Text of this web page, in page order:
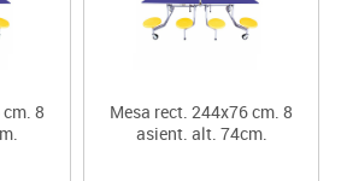
8
Mesa rect. 244x76 cm. 8
asient. alt. 74cm.